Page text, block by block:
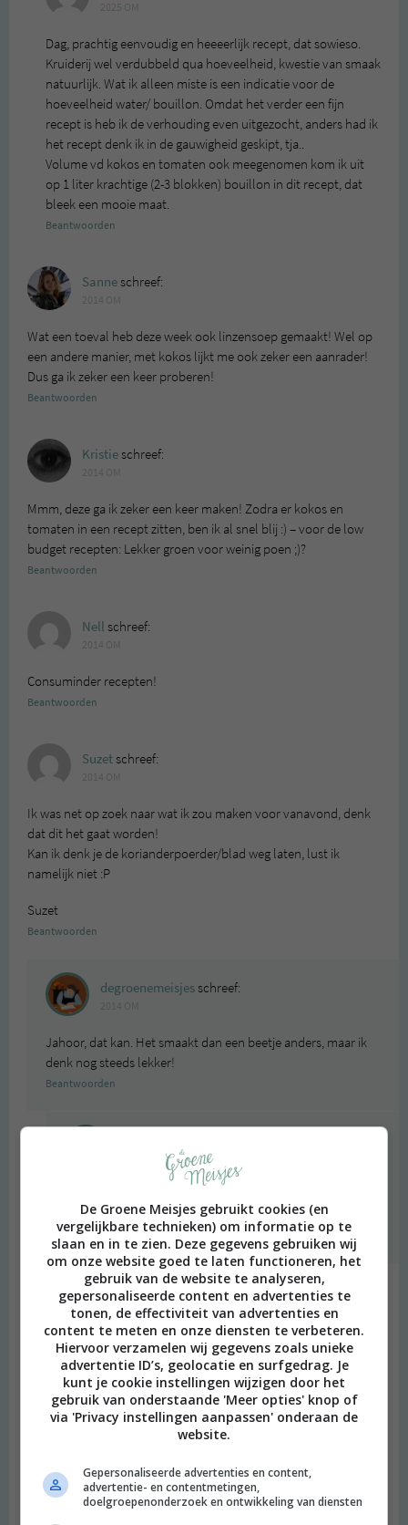
Dag, prachtig eenvoudig en heeeerlijk recept, dat sowieso.
Kruiderij wel verdubbeld qua hoeveelheid, kwestie van smaak
natuurlijk. Wat ik alleen miste is een indicatie voor de
hoeveelheid water/ bouillon. Omdat het verder een fijn
recept is heb ik de verhouding even uitgezocht, anders had ik
het recept denk ik in de gauwigheid geskipt, tja..
Volume vd kokos en tomaten ook meegenomen kom ik uit
op 1 liter krachtige (2-3 blokken) bouillon in dit recept, dat
bleek een mooie maat.
Beantwoorden
Sanneschreef:
Wat een toeval heb deze week ook linzensoep gemaakt! Wel op
een andere manier, met kokos lijkt me ook zeker een aanrader!
Dus ga ik zeker een keer proberen!
Beantwoorden
Kristieschreef:
Mmm, deze ga ik zeker een keer maken! Zodra er kokos en
tomaten in een recept zitten, ben ik al snel blij :) – voor de low
budget recepten: Lekker groen voor weinig poen ;)?
Beantwoorden
Nell schreef:
Consuminder recepten!
Beantwoorden
Suzetschreef:
Ik was net op zoek naar wat ik zou maken voor vanavond, denk
dat dit het gaat worden!
Kan ik denk je de korianderpoerder/blad weg laten, lust ik
namelijk niet :P
Suzet
Beantwoorden
degroenemeisjesschreef:
Jahoor, dat kan. Het smaakt dan een beetje anders, maar ik
denk nog steeds lekker!
Beantwoorden
Echt heerlijk!
Beantwoorden
Theoschreef:
2020 OM
Heerlijke soep, alleen vraag ik me wel af of ik de juiste
hoeveelheid water en boulimie gebruik. Hoeveel behoort het
te zijn volgens het recept?
Beantwoorden
Theo schreef:
2020 OM
De Groene Meisjes gebruikt cookies (en
vergelijkbare technieken) om informatie op te
slaan en in te zien. Deze gegevens gebruiken wij
om onze website goed te laten functioneren, het
gebruik van de website te analyseren,
gepersonaliseerde content en advertenties te
tonen, de effectiviteit van advertenties en
content te meten en onze diensten te verbeteren.
Hiervoor verzamelen wij gegevens zoals unieke
advertentie ID’s, geolocatie en surfgedrag. Je
kunt je cookie instellingen wijzigen door het
gebruik van onderstaande 'Meer opties' knop of
via 'Privacy instellingen aanpassen' onderaan de
website.
Gepersonaliseerde advertenties en content,
advertentie- en contentmetingen,
doelgroepenonderzoek en ontwikkeling van diensten